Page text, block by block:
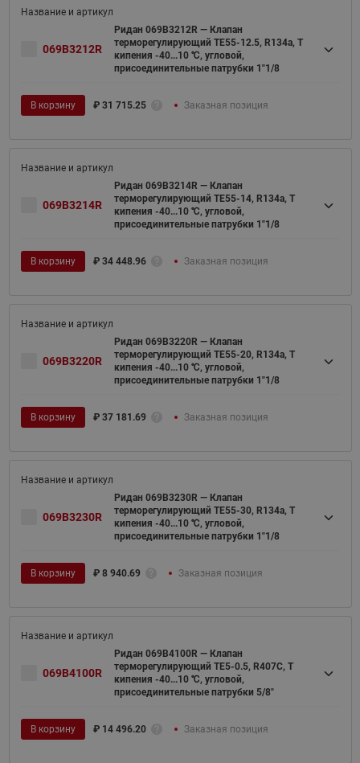
069B3212R
Ридан 069B3212R — Клапан
терморегулирующий TE55-12.5, R134a, T
кипения -40...10 ℃, угловой,
присоединительные патрубки 1"1/8
В корзину ₽ 31 715.25 Заказная позиция
069B3214R
Ридан 069B3214R — Клапан
терморегулирующий TE55-14, R134a, T
кипения -40...10 ℃, угловой,
присоединительные патрубки 1"1/8
В корзину ₽ 34 448.96 Заказная позиция
069B3220R
Ридан 069B3220R — Клапан
терморегулирующий TE55-20, R134a, T
кипения -40...10 ℃, угловой,
присоединительные патрубки 1"1/8
В корзину ₽ 37 181.69 Заказная позиция
069B3230R
Ридан 069B3230R — Клапан
терморегулирующий TE55-30, R134a, T
кипения -40...10 ℃, угловой,
присоединительные патрубки 1"1/8
В корзину ₽ 8 940.69 Заказная позиция
069B4100R
Ридан 069B4100R — Клапан
терморегулирующий TE5-0.5, R407C, T
кипения -40...10 ℃, угловой,
присоединительные патрубки 5/8"
В корзину ₽ 14 496.20 Заказная позиция